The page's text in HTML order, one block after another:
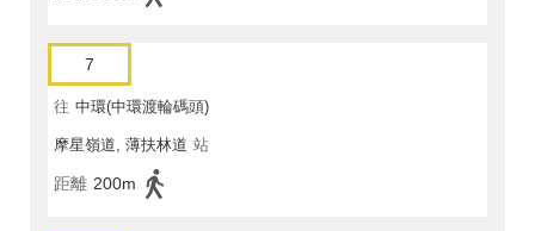
7
往 中環(中環渡輪碼頭)
摩星嶺道, 薄扶林道 站
距離 200m